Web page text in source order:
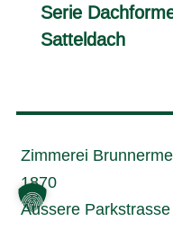
Serie
Satteldach
Zimmerei
1870
Äussere